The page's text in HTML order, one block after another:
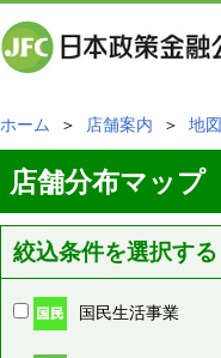
ホーム ＞ 店舗案内 ＞ 地
店舗分布マップ
絞込条件を選択する
国民生活事業